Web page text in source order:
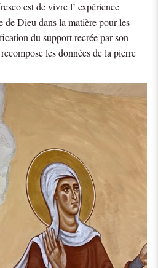
est de vivre l’ expérience
de Dieu dans la matière pour les
du support recrée par son
les données de la pierre